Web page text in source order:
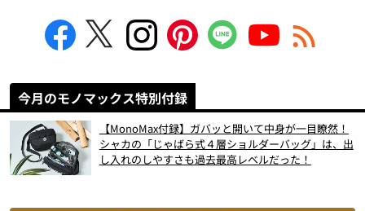
今月のモノマックス特別付録
【MonoMax付録】ガバッと開いて中身が一目瞭然！
シャカの「じゃばら式４層ショルダーバッグ」は、出
し入れのしやすさも過去最高レベルだった！